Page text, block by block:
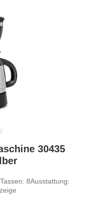
von 5 Sternen
30435
8Ausstattung: